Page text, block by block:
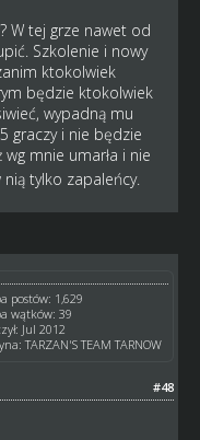
W tej grze nawet od
Szkolenie i nowy
ktokolwiek
będzie ktokolwiek
wypadną mu
graczy i nie będzie
mnie umarła i nie
tylko zapaleńcy.
postów: 1,629
wątków: 39
Jul 2012
TARZAN'S TEAM TARNOW
#48